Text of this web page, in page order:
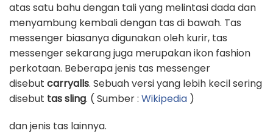
atas satu bahu dengan tali yang melintasi dada dan
menyambung kembali dengan tas di bawah. Tas
messenger biasanya digunakan oleh kurir, tas
messenger sekarang juga merupakan ikon fashion
perkotaan. Beberapa jenis tas messenger
disebut carryalls. Sebuah versi yang lebih kecil sering
disebut tas sling. ( Sumber : Wikipedia )
dan jenis tas lainnya.